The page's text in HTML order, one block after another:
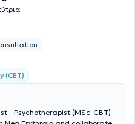
(CBT)
- Psychotherapist (MSc-CBT)